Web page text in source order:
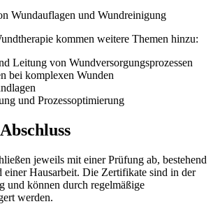
Wundauflagen und Wundreinigung
kommen weitere Themen hinzu:
Leitung von Wundversorgungsprozessen
bei komplexen Wunden
und Prozessoptimierung
jeweils mit einer Prüfung ab, bestehend
einer Hausarbeit. Die Zertifikate sind in der
und können durch regelmäßige
werden.